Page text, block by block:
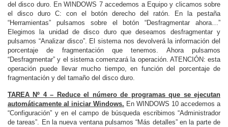
del disco duro. En WINDOWS 7 accedemos a Equipo y clicamos sobre
el disco duro C: con el botón derecho del ratón. En la pestaña
“Herramientas” pulsamos sobre el botón “Desfragmentar ahora…”
Elegimos la unidad de disco duro que deseamos desfragmentar y
pulsamos “Analizar disco”. El sistema nos devolverá la información del
porcentaje de fragmentación que tenemos. Ahora pulsamos
“Desfragmentar” y el sistema comenzará la operación. ATENCIÓN: esta
operación puede llevar mucho tiempo, en función del porcentaje de
fragmentación y del tamaño del disco duro.
TAREA Nº 4 – Reduce el número de programas que se ejecutan
automáticamente al iniciar Windows. En WINDOWS 10 accedemos a
“Configuración” y en el campo de búsqueda escribimos “Administrador
de tareas”. En la nueva ventana pulsamos “Más detalles” en la parte de